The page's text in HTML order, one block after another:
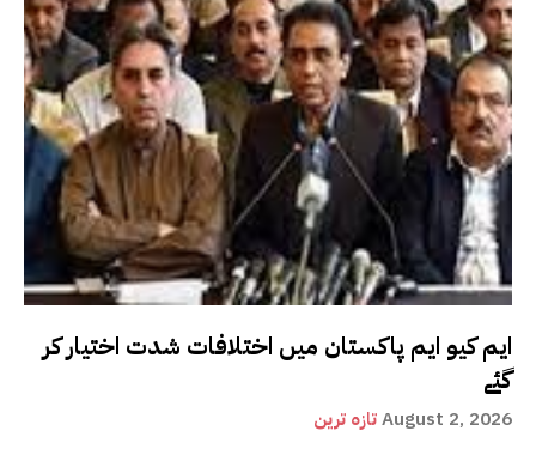
ایم کیو ایم پاکستان میں اختلافات شدت اختیار کر
گئے
تازہ ترینAugust 2, 2026